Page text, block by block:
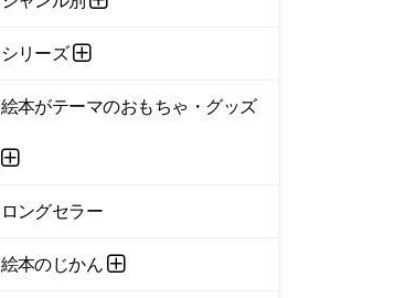
シリーズ
絵本がテーマのおもちゃ・グッズ
ロングセラー
絵本のじかん